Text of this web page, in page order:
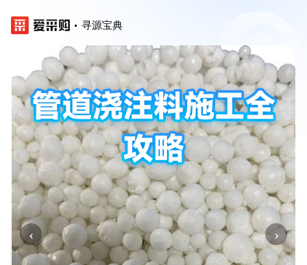
寻源宝典
‹ ›